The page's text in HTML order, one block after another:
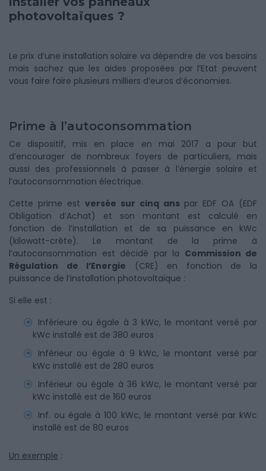
photovoltaïques ?
Le prix d’une installation solaire va dépendre de vos besoins
mais sachez que les aides proposées par l’Etat peuvent
vous faire faire plusieurs milliers d’euros d’économies.
Prime à l’autoconsommation
Ce dispositif, mis en place en mai 2017 a pour but
d’encourager de nombreux foyers de particuliers, mais
aussi des professionnels à passer à l’énergie solaire et
l’autoconsommation électrique.
Cette prime est versée sur cinq ans par EDF OA (EDF
Obligation d’Achat) et son montant est calculé en
fonction de l’installation et de sa puissance en kWc
(kilowatt-crête). Le montant de la prime à
l’autoconsommation est décidé par la Commission de
Régulation de l’Energie (CRE) en fonction de la
puissance de l’installation photovoltaïque :
Si elle est :
Inférieure ou égale à 3 kWc, le montant versé par
kWc installé est de 380 euros
Inférieur ou égale à 9 kWc, le montant versé par
kWc installé est de 280 euros
Inférieur ou égale à 36 kWc, le montant versé par
kWc installé est de 160 euros
Inf. ou égale à 100 kWc, le montant versé par kWc
installé est de 80 euros
Un exemple :